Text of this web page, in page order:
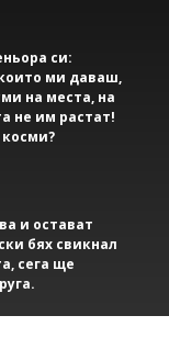
си:
ми даваш,
на места, на
не им растат!
косми?
и остават
бях свикнал
сега ще